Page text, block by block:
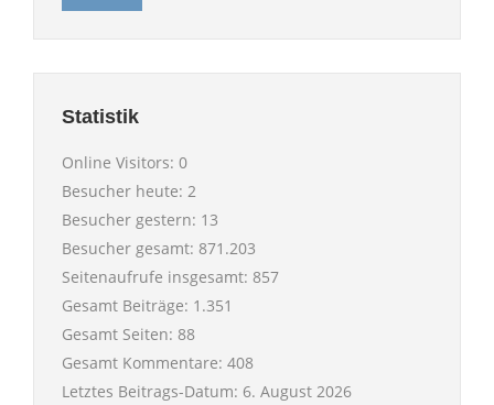
Statistik
Online Visitors: 0
Besucher heute: 2
Besucher gestern: 13
Besucher gesamt: 871.203
Seitenaufrufe insgesamt: 857
Gesamt Beiträge: 1.351
Gesamt Seiten: 88
Gesamt Kommentare: 408
Letztes Beitrags-Datum: 6. August 2026